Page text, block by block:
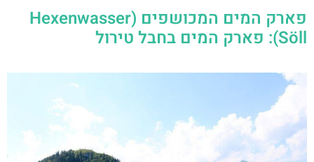
פארק המים המכושפים (Hexenwasser
Söll): פארק המים בחבל טירול